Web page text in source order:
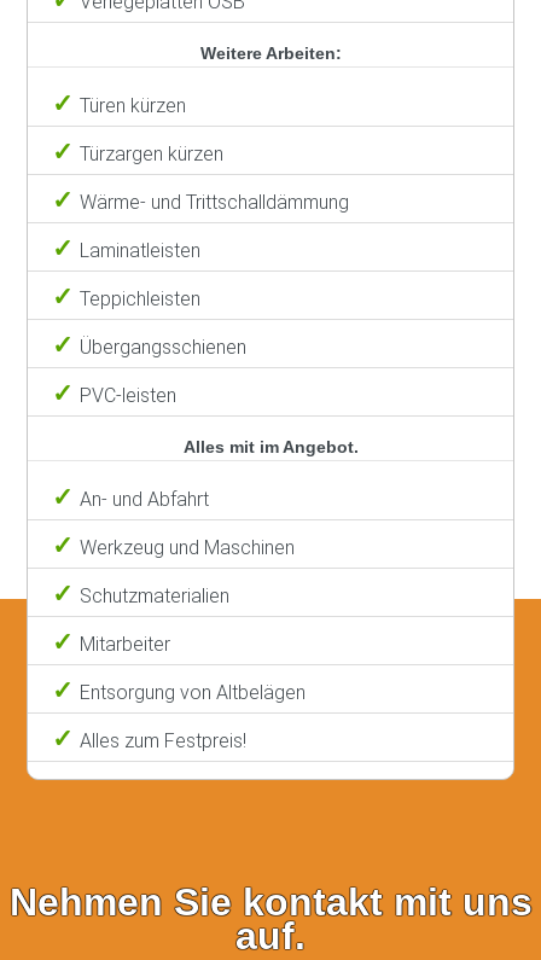
Weitere Arbeiten:
Türen kürzen
Türzargen kürzen
Wärme- und Trittschalldämmung
Laminatleisten
Teppichleisten
Übergangsschienen
PVC-leisten
Alles mit im Angebot.
An- und Abfahrt
Werkzeug und Maschinen
Schutzmaterialien
Mitarbeiter
Entsorgung von Altbelägen
Alles zum Festpreis!
Nehmen Sie kontakt mit uns
auf.